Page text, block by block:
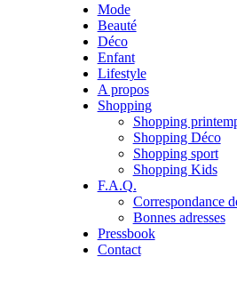
Mode
Beauté
Déco
Enfant
Lifestyle
A propos
Shopping
Shopping
Shopping Déco
Shopping sport
Shopping Kids
F.A.Q.
Correspondance
Bonnes adresses
Pressbook
Contact